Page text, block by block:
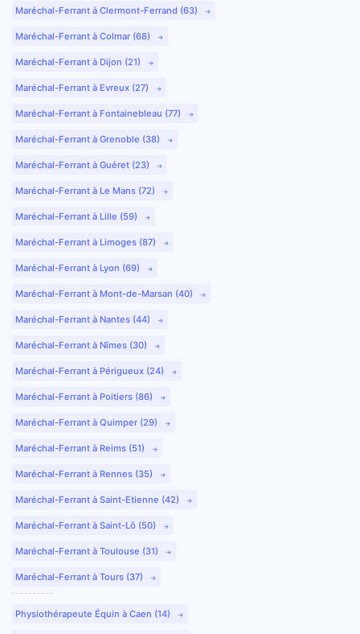
Maréchal-Ferrant à Clermont-Ferrand (63)
Maréchal-Ferrant à Colmar (68)
Maréchal-Ferrant à Dijon (21)
Maréchal-Ferrant à Evreux (27)
Maréchal-Ferrant à Fontainebleau (77)
Maréchal-Ferrant à Grenoble (38)
Maréchal-Ferrant à Guéret (23)
Maréchal-Ferrant à Le Mans (72)
Maréchal-Ferrant à Lille (59)
Maréchal-Ferrant à Limoges (87)
Maréchal-Ferrant à Lyon (69)
Maréchal-Ferrant à Mont-de-Marsan (40)
Maréchal-Ferrant à Nantes (44)
Maréchal-Ferrant à Nîmes (30)
Maréchal-Ferrant à Périgueux (24)
Maréchal-Ferrant à Poitiers (86)
Maréchal-Ferrant à Quimper (29)
Maréchal-Ferrant à Reims (51)
Maréchal-Ferrant à Rennes (35)
Maréchal-Ferrant à Saint-Etienne (42)
Maréchal-Ferrant à Saint-Lô (50)
Maréchal-Ferrant à Toulouse (31)
Maréchal-Ferrant à Tours (37)
Physiothérapeute Équin à Caen (14)